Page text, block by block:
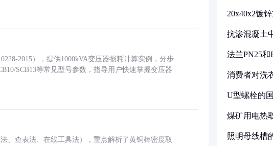
2015），提供1000kVA变压器损耗计算实例，分步
SCB13等常见型号参数，指导用户快速掌握变压器
、查表法、在线工具法），重点解析了黄铜棒密度取
20x40x2镀
抗渗混凝土
法兰PN25和
消费者对洗
U型螺栓的
煤矿用电热
照明母线槽